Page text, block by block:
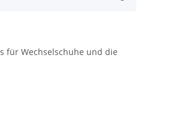
für Wechselschuhe und die